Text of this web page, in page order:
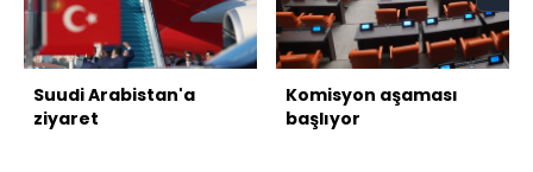
Suudi Arabistan'a
ziyaret
Komisyon aşaması
başlıyor